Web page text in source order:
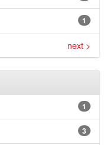
1
next >
1
3